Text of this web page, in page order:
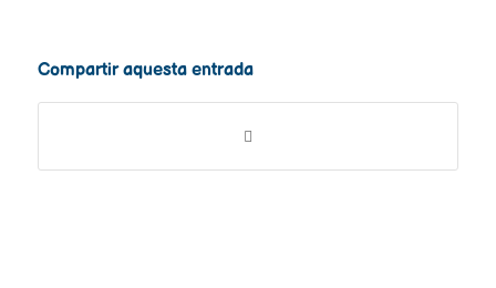
Compartir aquesta entrada